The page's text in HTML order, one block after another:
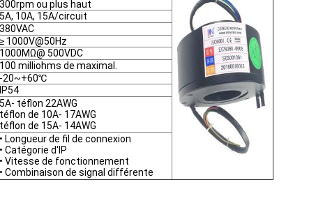
300rpm ou plus haut
5A, 10A, 15A/circuit
380VAC
≥ 1000V@50Hz
1000MΩ@ 500VDC
100 milliohms de maximal.
-20~+60℃
IP54
5A- téflon 22AWG
téflon de 10A- 17AWG
téflon de 15A- 14AWG
• Longueur de fil de connexion
• Catégorie d'IP
• Vitesse de fonctionnement
• Combinaison de signal différente